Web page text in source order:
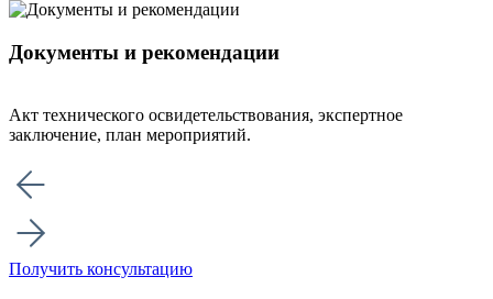
Документы и рекомендации
Акт технического освидетельствования, экспертное
заключение, план мероприятий.
Получить консультацию